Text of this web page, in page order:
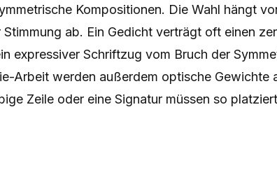
Kompositionen. Die Wahl hängt
ab. Ein Gedicht verträgt oft einen
expressiver Schriftzug vom Bruch der
Arbeit werden außerdem optische Gewichte
Zeile oder eine Signatur müssen so